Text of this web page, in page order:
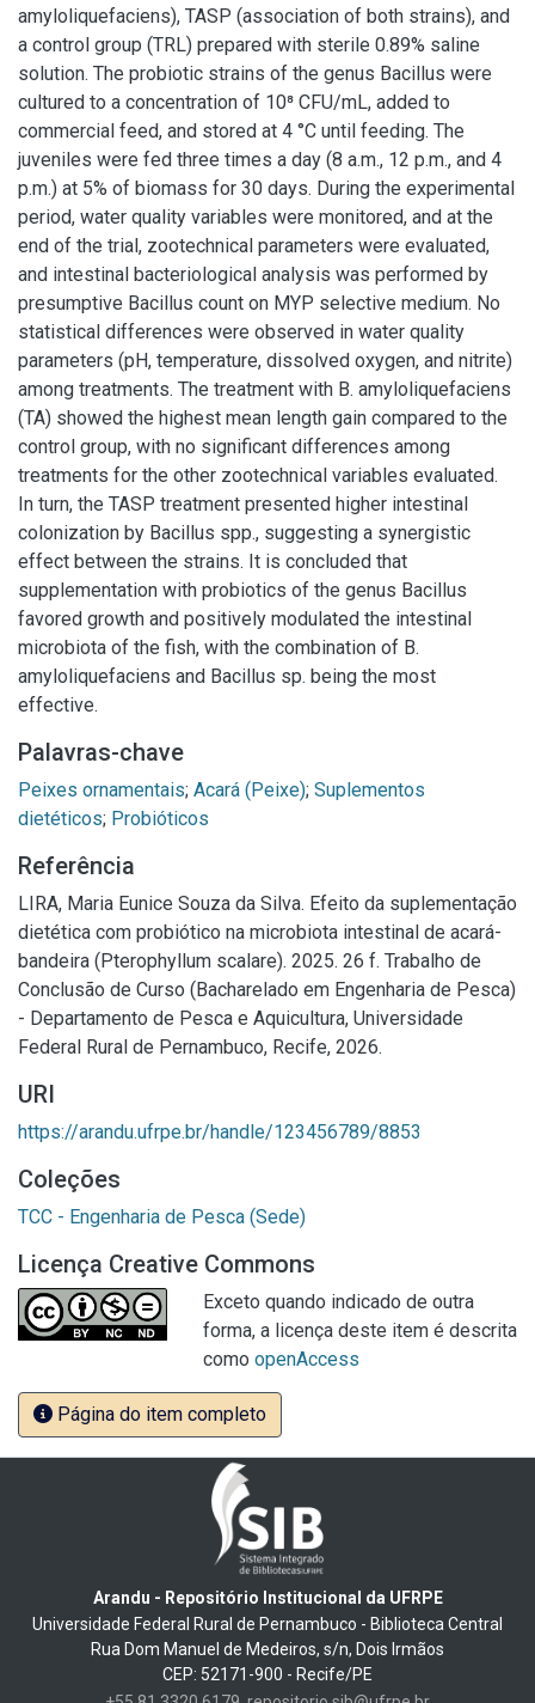
amyloliquefaciens), TASP (association of both strains), and
a control group (TRL) prepared with sterile 0.89% saline
solution. The probiotic strains of the genus Bacillus were
cultured to a concentration of 10⁸ CFU/mL, added to
commercial feed, and stored at 4 °C until feeding. The
juveniles were fed three times a day (8 a.m., 12 p.m., and 4
p.m.) at 5% of biomass for 30 days. During the experimental
period, water quality variables were monitored, and at the
end of the trial, zootechnical parameters were evaluated,
and intestinal bacteriological analysis was performed by
presumptive Bacillus count on MYP selective medium. No
statistical differences were observed in water quality
parameters (pH, temperature, dissolved oxygen, and nitrite)
among treatments. The treatment with B. amyloliquefaciens
(TA) showed the highest mean length gain compared to the
control group, with no significant differences among
treatments for the other zootechnical variables evaluated.
In turn, the TASP treatment presented higher intestinal
colonization by Bacillus spp., suggesting a synergistic
effect between the strains. It is concluded that
supplementation with probiotics of the genus Bacillus
favored growth and positively modulated the intestinal
microbiota of the fish, with the combination of B.
amyloliquefaciens and Bacillus sp. being the most
effective.
Palavras-chave
Peixes ornamentais; Acará (Peixe); Suplementos
dietéticos; Probióticos
Referência
LIRA, Maria Eunice Souza da Silva. Efeito da suplementação
dietética com probiótico na microbiota intestinal de acará-
bandeira (Pterophyllum scalare). 2025. 26 f. Trabalho de
Conclusão de Curso (Bacharelado em Engenharia de Pesca)
- Departamento de Pesca e Aquicultura, Universidade
Federal Rural de Pernambuco, Recife, 2026.
URI
https://arandu.ufrpe.br/handle/123456789/8853
Coleções
TCC - Engenharia de Pesca (Sede)
Licença Creative Commons
Exceto quando indicado de outra
forma, a licença deste item é descrita
como openAccess
Página do item completo
Arandu - Repositório Institucional da UFRPE
Universidade Federal Rural de Pernambuco - Biblioteca Central
Rua Dom Manuel de Medeiros, s/n, Dois Irmãos
CEP: 52171-900 - Recife/PE